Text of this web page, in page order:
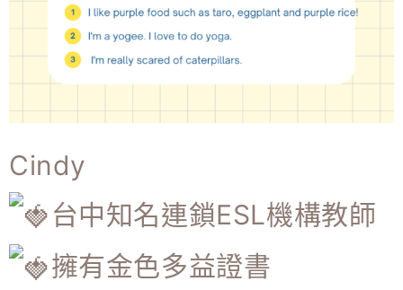
Cindy
台中知名連鎖ESL機構教師
擁有金色多益證書